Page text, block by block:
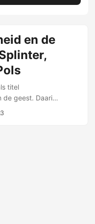
en de
titel
de geest. Daarin
indelen in
kunnen
3